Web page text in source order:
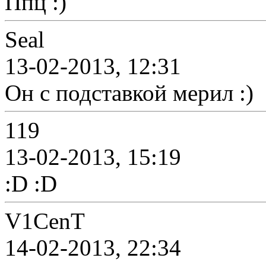
Seal
13-02-2013, 12:31
Он с подставкой мерил :)
119
13-02-2013, 15:19
:D :D
V1CenT
14-02-2013, 22:34